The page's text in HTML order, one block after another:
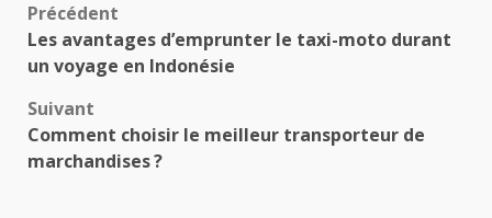
Navigation
d’article
Précédent
Les avantages d’emprunter le taxi-moto durant
un voyage en Indonésie
Suivant
Comment choisir le meilleur transporteur de
marchandises ?